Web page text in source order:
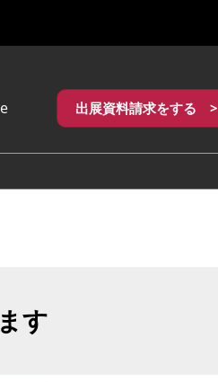
出展資料請求をする >
す